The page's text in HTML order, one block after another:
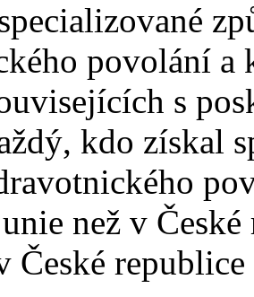
povolání a
s
kdo získal
než v
České